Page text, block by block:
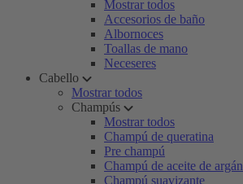
Mostrar todos
Accesorios de baño
Albornoces
Toallas de mano
Neceseres
Cabello
Mostrar todos
Champús
Mostrar todos
Champú de queratina
Pre champú
Champú de aceite de argán
Champú suavizante